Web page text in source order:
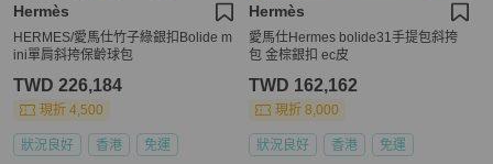
Hermès
HERMES/愛馬仕竹子綠銀扣Bolide m
ini單肩斜挎保齡球包
TWD 226,184
現折 4,500
狀況良好 香港 免運
Hermès
愛馬仕Hermes bolide31手提包斜挎
包 金棕銀扣 ec皮
TWD 162,162
現折 8,000
狀況良好 香港 免運